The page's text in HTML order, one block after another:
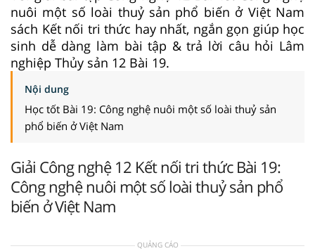
nuôi một số loài thuỷ sản phổ biến ở Việt Nam
sách Kết nối tri thức hay nhất, ngắn gọn giúp học
sinh dễ dàng làm bài tập & trả lời câu hỏi Lâm
nghiệp Thủy sản 12 Bài 19.
Nội dung
Học tốt Bài 19: Công nghệ nuôi một số loài thuỷ sản
phổ biến ở Việt Nam
Giải Công nghệ 12 Kết nối tri thức Bài 19:
Công nghệ nuôi một số loài thuỷ sản phổ
biến ở Việt Nam
QUẢNG CÁO